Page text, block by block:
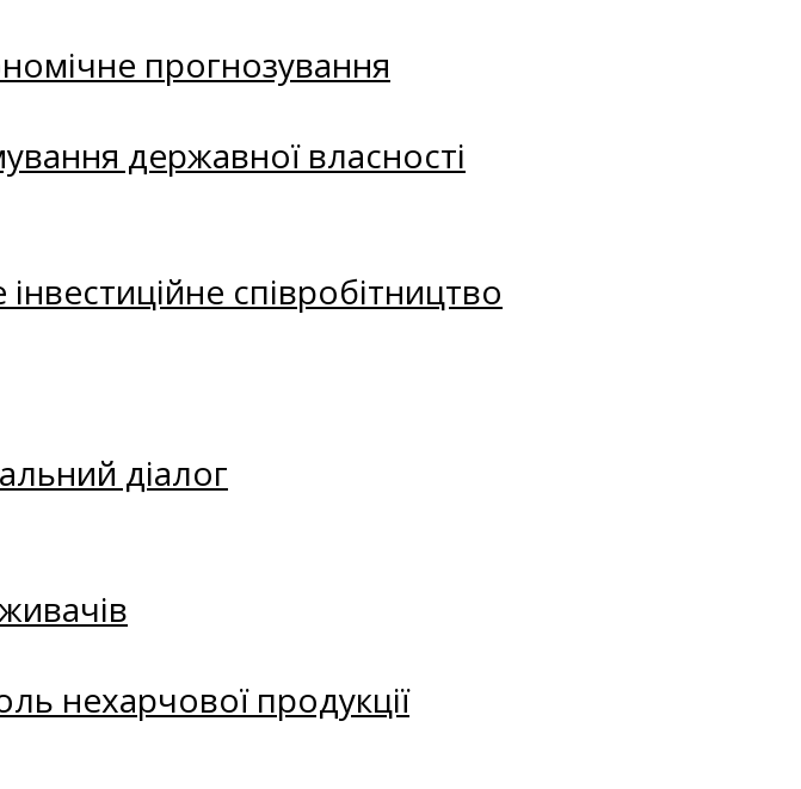
прогнозування
державної власності
співробітництво
діалог
нехарчової продукції